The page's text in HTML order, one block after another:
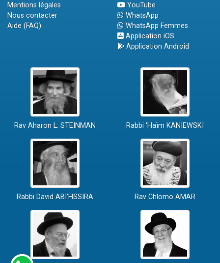
Mentions légales
Nous contacter
Aide (FAQ)
YouTube
WhatsApp
WhatsApp Femmes
Application iOS
Application Android
Rav Aharon L. STEINMAN Rabbi 'Haïm KANIEWSKI
Rabbi David ABI'HSSIRA Rav Chlomo AMAR